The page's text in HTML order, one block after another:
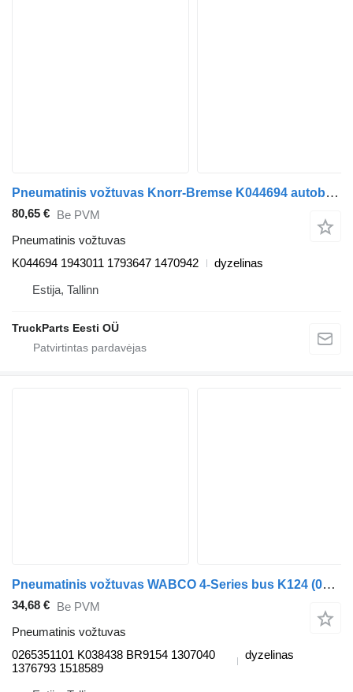
Pneumatinis vožtuvas Knorr-Bremse K044694 autobuso Scania K,N,F-series bus (2006-)
80,65 € Be PVM
Pneumatinis vožtuvas
K044694 1943011 1793647 1470942
dyzelinas
Estija, Tallinn
TruckParts Eesti OÜ
Pneumatinis vožtuvas WABCO 4-Series bus K124 (01.96-12.06) 0265351101 autobuso Scania 4-series bus (1995-2006)
34,68 € Be PVM
Pneumatinis vožtuvas
0265351101 K038438 BR9154 1307040
1376793 1518589
dyzelinas